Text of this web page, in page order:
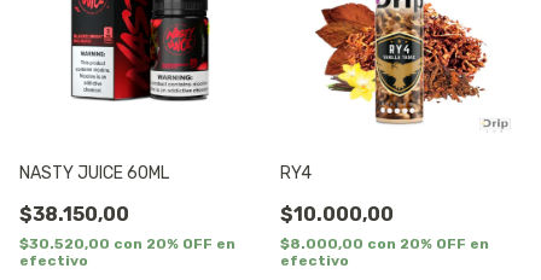
NASTY JUICE 60ML
$38.150,00
$30.520,00 con 20% OFF en
efectivo
RY4
$10.000,00
$8.000,00 con 20% OFF en
efectivo